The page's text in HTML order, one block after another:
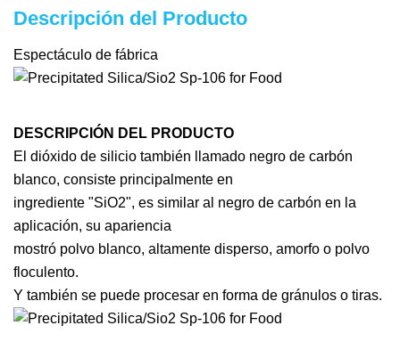
Descripción del Producto
Espectáculo de fábrica
DESCRIPCIÓN DEL PRODUCTO
El dióxido de silicio también llamado negro de carbón
blanco, consiste principalmente en
ingrediente "SiO2", es similar al negro de carbón en la
aplicación, su apariencia
mostró polvo blanco, altamente disperso, amorfo o polvo
floculento.
Y también se puede procesar en forma de gránulos o tiras.